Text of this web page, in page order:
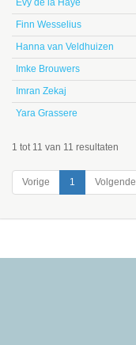
Evy de la Haye
Finn Wesselius
Hanna van Veldhuizen
Imke Brouwers
Imran Zekaj
Yara Grassere
1 tot 11 van 11 resultaten
Vorige 1 Volgende